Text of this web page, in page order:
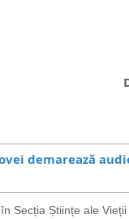
demarează
Secția Științe ale